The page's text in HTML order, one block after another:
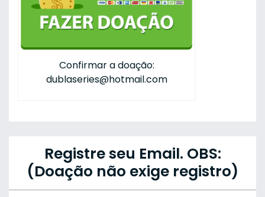
Confirmar a doação:
dublaseries@hotmail.com
Registre seu Email. OBS:
(Doação não exige registro)